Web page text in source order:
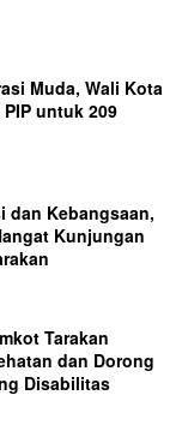
Muda, Wali Kota
untuk 209
dan Kebangsaan,
Kunjungan
Tarakan
dan Dorong
Disabilitas